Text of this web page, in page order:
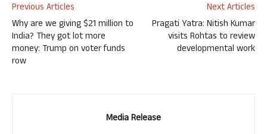
Previous Articles
Why are we giving $21 million to
India? They got lot more
money: Trump on voter funds
row
Next Articles
Pragati Yatra: Nitish Kumar
visits Rohtas to review
developmental work
Media Release